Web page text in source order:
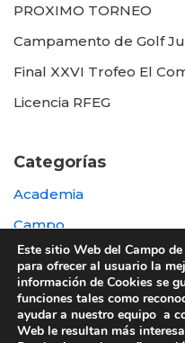
PROXIMO TORNEO
Campamento de Golf
Final XXVI Trofeo El
Licencia RFEG
Categorías
Academia
Campo
Destacada
Otras
Este sitio Web del Campo
para ofrecer al usuario la
información de Cookies se
funciones tales como
ayudar a nuestro equipo a
Web le resultan más